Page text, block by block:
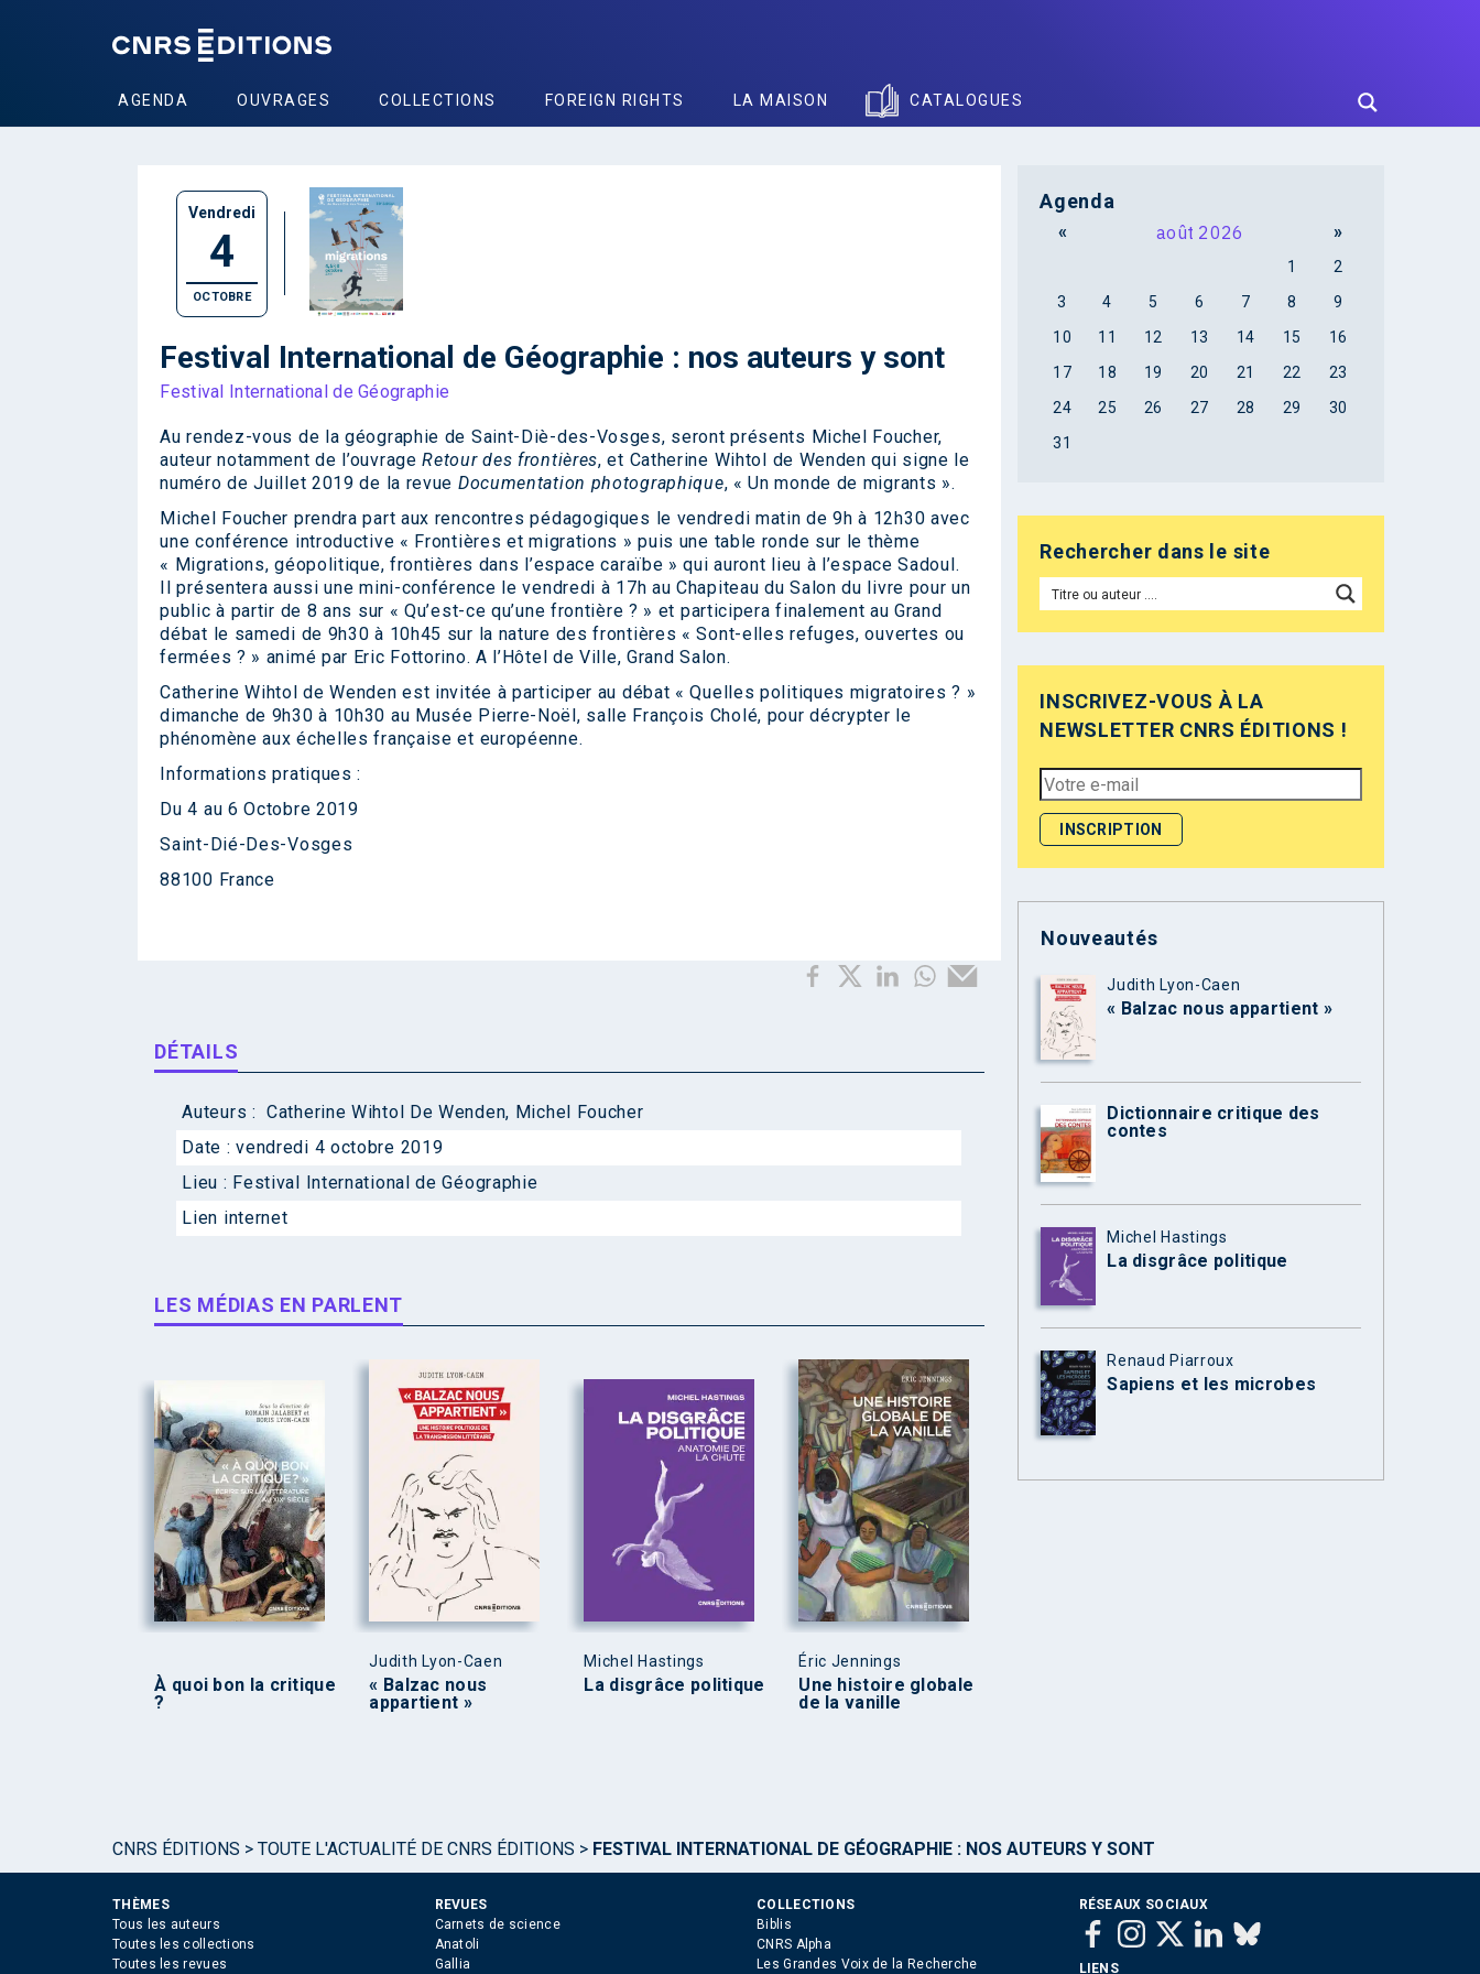
AGENDA OUVRAGES COLLECTIONS FOREIGN RIGHTS LA MAISON CATALOGUES
Vendredi
4
OCTOBRE
Festival International de Géographie : nos auteurs y sont
Festival International de Géographie
Au rendez-vous de la géographie de Saint-Diè-des-Vosges, seront présents Michel Foucher,
auteur notamment de l’ouvrageRetour des frontières, et Catherine Wihtol de Wenden qui signe le
numéro de Juillet 2019 de la revue Documentation photographique, « Un monde de migrants ».
Michel Foucher prendra part aux rencontres pédagogiques le vendredi matin de 9h à 12h30 avec
une conférence introductive « Frontières et migrations » puis une table ronde sur le thème
« Migrations, géopolitique, frontières dans l’espace caraïbe » qui auront lieu à l’espace Sadoul.
Il présentera aussi une mini-conférence le vendredi à 17h au Chapiteau du Salon du livre pour un
public à partir de 8 ans sur « Qu’est-ce qu’une frontière ? » et participera finalement au Grand
débat le samedi de 9h30 à 10h45 sur la nature des frontières « Sont-elles refuges, ouvertes ou
fermées ? » animé par Eric Fottorino. A l’Hôtel de Ville, Grand Salon.
Catherine Wihtol de Wenden est invitée à participer au débat « Quelles politiques migratoires ? »
dimanche de 9h30 à 10h30 au Musée Pierre-Noël, salle François Cholé, pour décrypter le
phénomène aux échelles française et européenne.
Informations pratiques :
Du 4 au 6 Octobre 2019
Saint-Dié-Des-Vosges
88100 France
DÉTAILS
Auteurs : Catherine Wihtol De Wenden, Michel Foucher
Date :vendredi 4 octobre 2019
Lieu : Festival International de Géographie
Lien internet
LES MÉDIAS EN PARLENT
À quoi bon la critique
?
Judith Lyon-Caen
« Balzac nous
appartient »
Michel Hastings
La disgrâce politique
Éric Jennings
Une histoire globale
de la vanille
Agenda
« août 2026 »
1
2
3
4 5 6 7 8
9
10
11 12 13 14 15
16
17
18 19 20 21 22
23
24
25 26 27 28 29
30
31
Rechercher dans le site
INSCRIVEZ-VOUS À LA
NEWSLETTER CNRS ÉDITIONS !
Nouveautés
Judith Lyon-Caen
« Balzac nous appartient »
Dictionnaire critique des
contes
Michel Hastings
La disgrâce politique
Renaud Piarroux
Sapiens et les microbes
CNRS ÉDITIONS > TOUTE L'ACTUALITÉ DE CNRS ÉDITIONS > FESTIVAL INTERNATIONAL DE GÉOGRAPHIE : NOS AUTEURS Y SONT
THÈMES
Tous les auteurs
Toutes les collections
Toutes les revues
REVUES
Carnets de science
Anatoli
Gallia
COLLECTIONS
Biblis
CNRS Alpha
Les Grandes Voix de la Recherche
RÉSEAUX SOCIAUX
LIENS